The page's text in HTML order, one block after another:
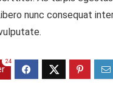
nunc consequat
24